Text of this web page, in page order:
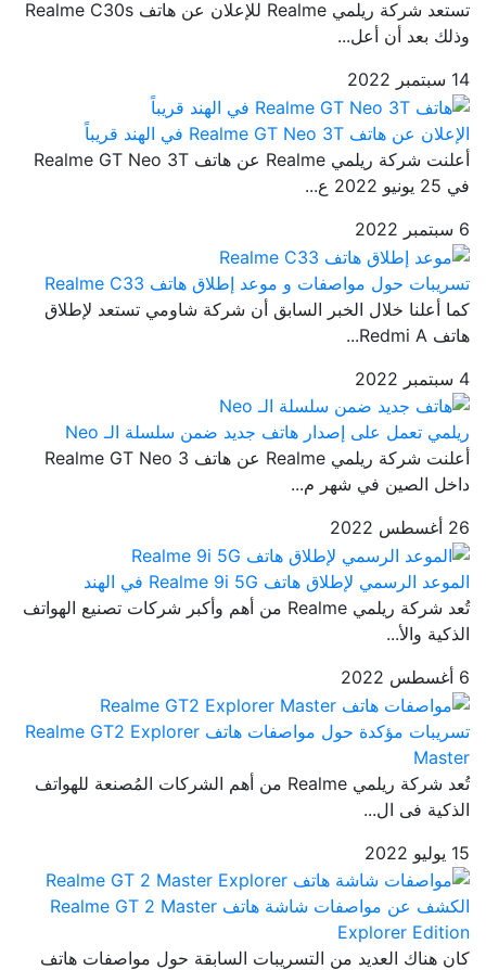
تستعد شركة ريلمي Realme للإعلان عن هاتف Realme C30s
وذلك بعد أن أعل...
14 سبتمبر 2022
الإعلان عن هاتف Realme GT Neo 3T في الهند قريباً
أعلنت شركة ريلمي Realme عن هاتف Realme GT Neo 3T
في 25 يونيو 2022 ع...
6 سبتمبر 2022
تسريبات حول مواصفات و موعد إطلاق هاتف Realme C33
كما أعلنا خلال الخبر السابق أن شركة شاومي تستعد لإطلاق
هاتف Redmi A...
4 سبتمبر 2022
ريلمي تعمل على إصدار هاتف جديد ضمن سلسلة الـ Neo
أعلنت شركة ريلمي Realme عن هاتف Realme GT Neo 3
داخل الصين في شهر م...
26 أغسطس 2022
الموعد الرسمي لإطلاق هاتف Realme 9i 5G في الهند
تُعد شركة ريلمي Realme من أهم وأكبر شركات تصنيع الهواتف
الذكية والأ...
6 أغسطس 2022
تسريبات مؤكدة حول مواصفات هاتف Realme GT2 Explorer
Master
تُعد شركة ريلمي Realme من أهم الشركات المُصنعة للهواتف
الذكية فى ال...
15 يوليو 2022
الكشف عن مواصفات شاشة هاتف Realme GT 2 Master
Explorer Edition
كان هناك العديد من التسريبات السابقة حول مواصفات هاتف